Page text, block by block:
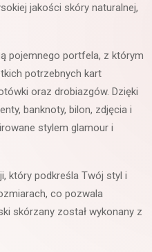
jakości skóry naturalnej,
pojemnego portfela, z którym
potrzebnych kart
oraz drobiazgów. Dzięki
banknoty, bilon, zdjęcia i
stylem glamour i
który podkreśla Twój styl i
co pozwala
skórzany został wykonany z